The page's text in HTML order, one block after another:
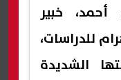
خبير
للدراسات،
الشديدة